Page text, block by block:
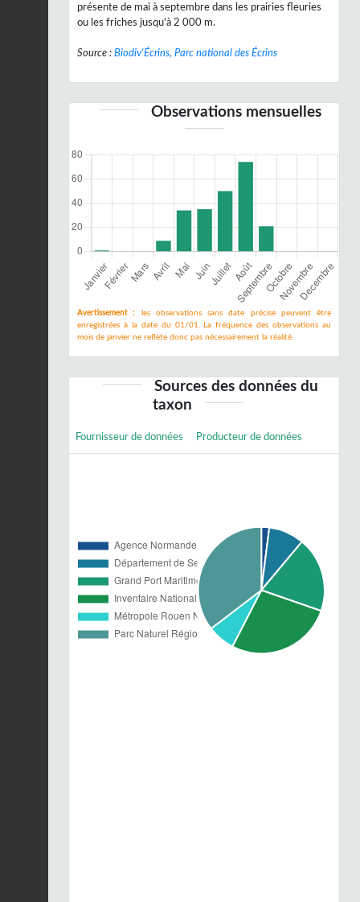
présente de mai à septembre dans les prairies fleuries
ou les friches jusqu'à 2 000 m.
Source : Biodiv'Écrins, Parc national des Écrins
Observations mensuelles
Avertissement :
les observations sans date précise peuvent être
enregistrées à la date du 01/01. La fréquence des observations au
mois de janvier ne reflète donc pas nécessairement la réalité.
Sources des données du
taxon
Fournisseur de données Producteur de données